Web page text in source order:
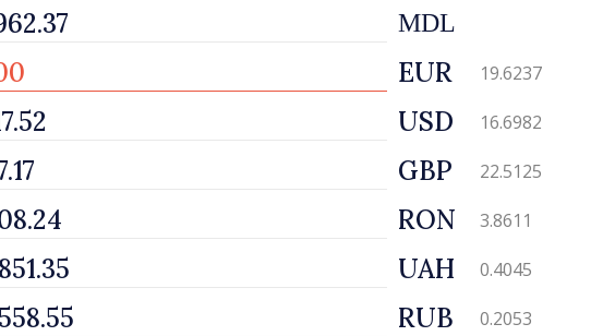
MDL
EUR 19.6237
USD 16.6982
GBP 22.5125
RON 3.8611
UAH 0.4045
RUB 0.2053